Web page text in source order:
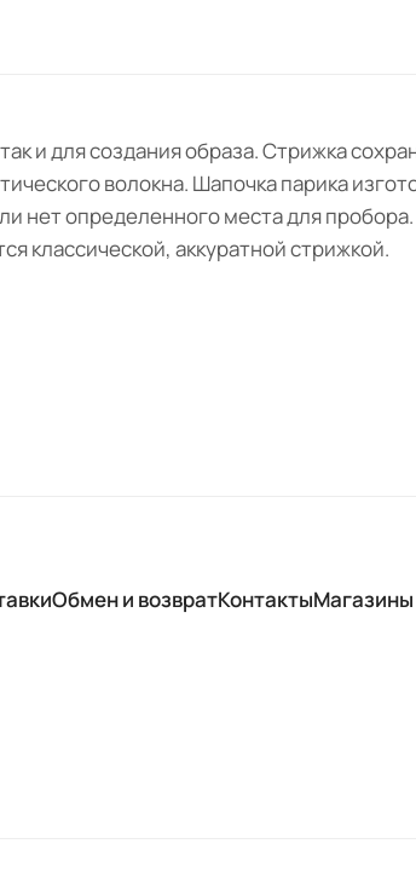
и для создания образа. Стрижка
волокна. Шапочка парика
нет определенного места для
классической, аккуратной стрижкой.
Обмен и возвратКонтактыМагазины